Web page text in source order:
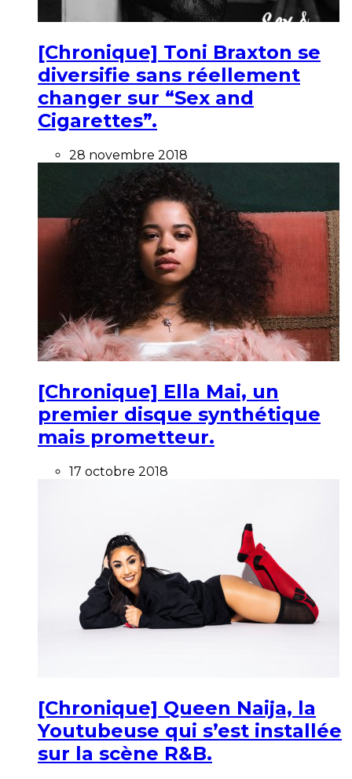
[Chronique] Toni Braxton se
diversifie sans réellement
changer sur “Sex and
Cigarettes”.
28 novembre 2018
[Chronique] Ella Mai, un
premier disque synthétique
mais prometteur.
17 octobre 2018
[Chronique] Queen Naija, la
Youtubeuse qui s’est installée
sur la scène R&B.